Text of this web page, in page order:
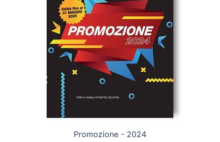
Promozione - 2024